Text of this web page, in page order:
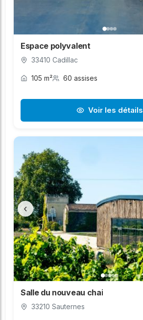
Espace polyvalent
33410 Cadillac
105 m² 60 assises
Voir les détails
‹
Salle du nouveau chai
33210 Sauternes